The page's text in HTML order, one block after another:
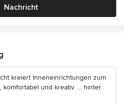
Nachricht
kreiert Inneneinrichtungen zum
und kreativ. ... hinter